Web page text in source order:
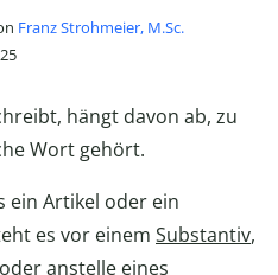
Franz Strohmeier, M.Sc.
hängt davon ab, zu
Wort gehört.
ein Artikel oder ein
es vor einem Substantiv,
anstelle eines